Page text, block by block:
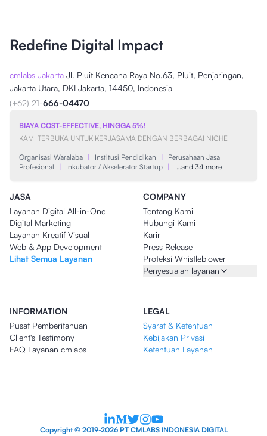
Redefine Digital Impact
cmlabs Jakarta Jl. Pluit Kencana Raya No.63, Pluit, Penjaringan,
Jakarta Utara, DKI Jakarta, 14450, Indonesia
(+62) 21-666-04470
BIAYA COST-EFFECTIVE, HINGGA 5%!
KAMI TERBUKA UNTUK KERJASAMA DENGAN BERBAGAI NICHE
Organisasi Waralaba | Institusi Pendidikan |
Perusahaan Jasa
Profesional
| Inkubator / Akselerator Startup | …and 34 more
JASA
Layanan Digital All-in-One
Digital Marketing
Layanan Kreatif Visual
Web & App Development
Lihat Semua Layanan
COMPANY
Tentang Kami
Hubungi Kami
Karir
Press Release
Proteksi Whistleblower
Penyesuaian layanan
INFORMATION
Pusat Pemberitahuan
Client's Testimony
FAQ Layanan cmlabs
LEGAL
Syarat & Ketentuan
Kebijakan Privasi
Ketentuan Layanan
Copyright © 2019-2026 PT CMLABS INDONESIA DIGITAL